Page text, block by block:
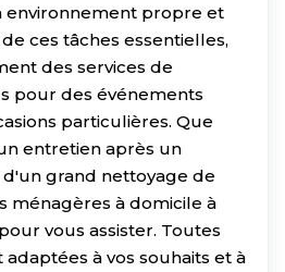
environnement propre et
ces tâches essentielles,
des services de
pour des événements
particulières. Que
entretien après un
grand nettoyage de
ménagères à domicile à
vous assister. Toutes
à vos souhaits et à